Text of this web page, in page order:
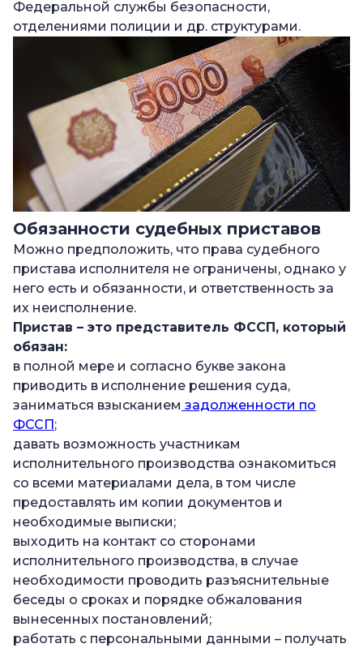
Федеральной службы безопасности,
отделениями полиции и др. структурами.
Обязанности судебных приставов
Можно предположить, что права судебного
пристава исполнителя не ограничены, однако у
него есть и обязанности, и ответственность за
их неисполнение.
Пристав – это представитель ФССП, который
обязан:
в полной мере и согласно букве закона
приводить в исполнение решения суда,
заниматься взысканием задолженности по
ФССП;
давать возможность участникам
исполнительного производства ознакомиться
со всеми материалами дела, в том числе
предоставлять им копии документов и
необходимые выписки;
выходить на контакт со сторонами
исполнительного производства, в случае
необходимости проводить разъяснительные
беседы о сроках и порядке обжалования
вынесенных постановлений;
работать с персональными данными – получать